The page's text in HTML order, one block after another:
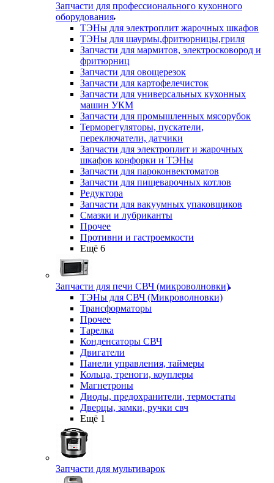
Запчасти для профессионального кухонного
оборудования
ТЭНы для электроплит жарочных шкафов
ТЭНы для шаурмы,фритюрницы,гриля
Запчасти для мармитов, электросковород и
фритюрниц
Запчасти для овощерезок
Запчасти для картофелечисток
Запчасти для универсальных кухонных
машин УКМ
Запчасти для промышленных мясорубок
Терморегуляторы, пускатели,
переключатели, датчики
Запчасти для электроплит и жарочных
шкафов конфорки и ТЭНы
Запчасти для пароконвектоматов
Запчасти для пищеварочных котлов
Редуктора
Запчасти для вакуумных упаковщиков
Смазки и лубриканты
Прочее
Противни и гастроемкости
Ещё 6
Запчасти для печи СВЧ (микроволновки)
ТЭНы для СВЧ (Микроволновки)
Трансформаторы
Прочее
Тарелка
Конденсаторы СВЧ
Двигатели
Панели управления, таймеры
Кольца, треноги, коуплеры
Магнетроны
Диоды, предохранители, термостаты
Дверцы, замки, ручки свч
Ещё 1
Запчасти для мультиварок